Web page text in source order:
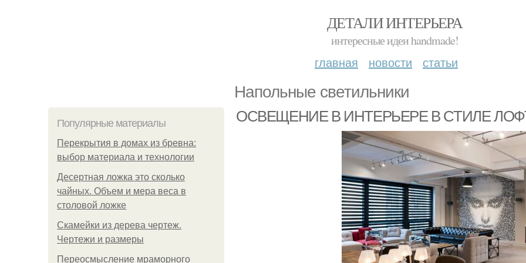
ДЕТАЛИ ИНТЕРЬЕРА
интересные идеи handmade!
главная новости статьи
Напольные светильники
Популярные материалы
Перекрытия в домах из бревна:
выбор материала и технологии
Десертная ложка это сколько
чайных. Объем и мера веса в
столовой ложке
Скамейки из дерева чертеж.
Чертежи и размеры
Переосмысление мраморного
ОСВЕЩЕНИЕ В ИНТЕРЬЕРЕ В СТИЛЕ